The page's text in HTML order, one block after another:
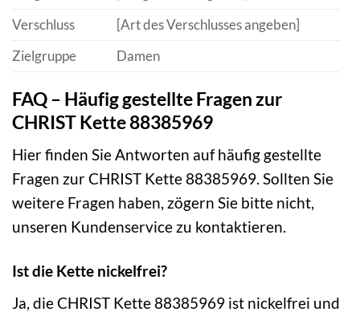
Verschluss
[Art des Verschlusses angeben]
Zielgruppe
Damen
FAQ – Häufig gestellte Fragen zur
CHRIST Kette 88385969
Hier finden Sie Antworten auf häufig gestellte
Fragen zur CHRIST Kette 88385969. Sollten Sie
weitere Fragen haben, zögern Sie bitte nicht,
unseren Kundenservice zu kontaktieren.
Ist die Kette nickelfrei?
Ja, die CHRIST Kette 88385969 ist nickelfrei und